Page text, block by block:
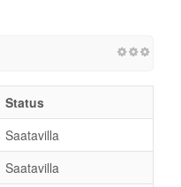
Status
Saatavilla
Saatavilla